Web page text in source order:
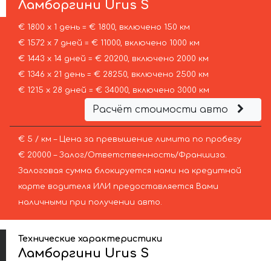
Ламборгини Urus S
€ 1800 х 1 день = € 1800, включено 150 км
€ 1572 х 7 дней = € 11000, включено 1000 км
€ 1443 х 14 дней = € 20200, включено 2000 км
€ 1346 х 21 день = € 28250, включено 2500 км
€ 1215 х 28 дней = € 34000, включено 3000 км
Расчёт стоимости авто
€ 5 / км – Цена за превышение лимита по пробегу
€ 20000 – Залог/Ответственность/Франшиза.
Залоговая сумма блокируется нами на кредитной
карте водителя ИЛИ предоставляется Вами
наличными при получении авто.
Технические характеристики
Ламборгини Urus S